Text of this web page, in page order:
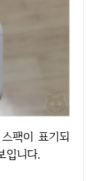
입니다.